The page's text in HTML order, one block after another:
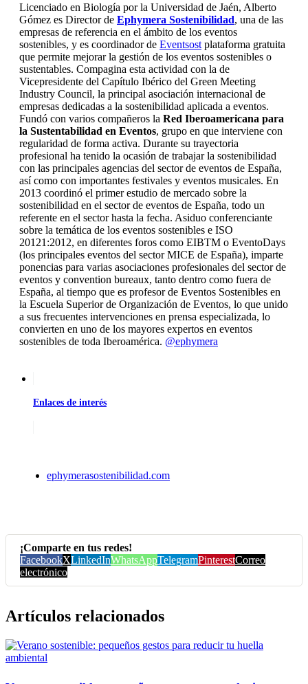
Licenciado en Biología por la Universidad de Jaén, Alberto
Gómez es Director de Ephymera Sostenibilidad, una de las
empresas de referencia en el ámbito de los eventos
sostenibles, y es coordinador de Eventsost plataforma gratuita
que permite mejorar la gestión de los eventos sostenibles o
sustentables. Compagina esta actividad con la de
Vicepresidente del Capítulo Ibérico del Green Meeting
Industry Council, la principal asociación internacional de
empresas dedicadas a la sostenibilidad aplicada a eventos.
Fundó con varios compañeros la Red Iberoamericana para
la Sustentabilidad en Eventos, grupo en que interviene con
regularidad de forma activa. Durante su trayectoria
profesional ha tenido la ocasión de trabajar la sostenibilidad
con las principales agencias del sector de eventos de España,
así como con importantes festivales y eventos musicales. En
2013 coordinó el primer estudio de mercado sobre la
sostenibilidad en el sector de eventos de España, todo un
referente en el sector hasta la fecha. Asiduo conferenciante
sobre la temática de los eventos sostenibles e ISO
20121:2012, en diferentes foros como EIBTM o EventoDays
(los principales eventos del sector MICE de España), imparte
ponencias para varias asociaciones profesionales del sector de
eventos y convention bureaux, tanto dentro como fuera de
España, al tiempo que es profesor de Eventos Sostenibles en
la Escuela Superior de Organización de Eventos, lo que unido
a sus frecuentes intervenciones en prensa especializada, lo
convierten en uno de los mayores expertos en eventos
sostenibles de toda Iberoamérica. @ephymera
Enlaces de interés
ephymerasostenibilidad.com
¡Comparte en tus redes!
FacebookXLinkedInWhatsAppTelegramPinterestCorreo
electrónico
Artículos relacionados